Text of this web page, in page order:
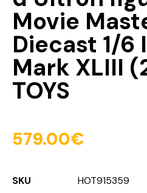
Movie
Diecast 1/6
Mark XLIII
TOYS
579.00€
SKU
HOT915359